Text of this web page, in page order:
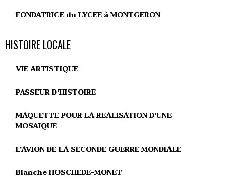
FONDATRICE du LYCEE à MONTGERON
HISTOIRE LOCALE
VIE ARTISTIQUE
PASSEUR D'HISTOIRE
MAQUETTE POUR LA REALISATION D'UNE
MOSAIQUE
L'AVION DE LA SECONDE GUERRE MONDIALE
Blanche HOSCHEDE-MONET